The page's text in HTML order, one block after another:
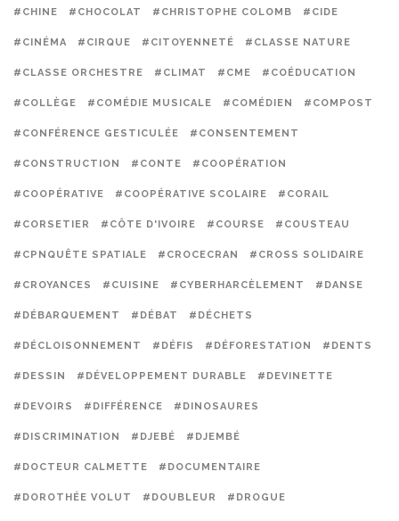
#CHINE #CHOCOLAT #CHRISTOPHE COLOMB #CIDE
#CINÉMA #CIRQUE #CITOYENNETÉ #CLASSE NATURE
#CLASSE ORCHESTRE #CLIMAT #CME #COÉDUCATION
#COLLÈGE #COMÉDIE MUSICALE #COMÉDIEN #COMPOST
#CONFÉRENCE GESTICULÉE #CONSENTEMENT
#CONSTRUCTION #CONTE #COOPÉRATION
#COOPÉRATIVE #COOPÉRATIVE SCOLAIRE #CORAIL
#CORSETIER #CÔTE D'IVOIRE #COURSE #COUSTEAU
#CPNQUÊTE SPATIALE #CROCECRAN #CROSS SOLIDAIRE
#CROYANCES #CUISINE #CYBERHARCÈLEMENT #DANSE
#DÉBARQUEMENT #DÉBAT #DÉCHETS
#DÉCLOISONNEMENT #DÉFIS #DÉFORESTATION #DENTS
#DESSIN #DÉVELOPPEMENT DURABLE #DEVINETTE
#DEVOIRS #DIFFÉRENCE #DINOSAURES
#DISCRIMINATION #DJEBÉ #DJEMBÉ
#DOCTEUR CALMETTE #DOCUMENTAIRE
#DOROTHÉE VOLUT #DOUBLEUR #DROGUE